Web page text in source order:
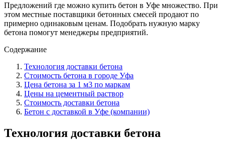
Предложений где можно купить бетон в Уфе множество. При
этом местные поставщики бетонных смесей продают по
примерно одинаковым ценам. Подобрать нужную марку
бетона помогут менеджеры предприятий.
Содержание
Технология доставки бетона
Стоимость бетона в городе Уфа
Цена бетона за 1 м3 по маркам
Цены на цементный раствор
Стоимость доставки бетона
Бетон с доставкой в Уфе (компании)
Технология доставки бетона